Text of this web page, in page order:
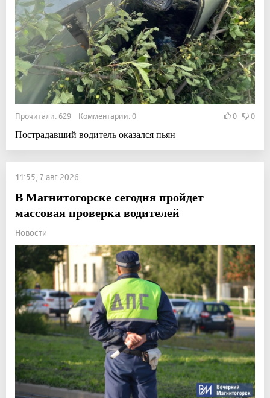
Прочитали: 629 Комментарии: 0 0 0
Пострадавший водитель оказался пьян
11:55, 7 авг 2026
В Магнитогорске сегодня пройдет
массовая проверка водителей
Новости